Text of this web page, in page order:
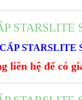
NHANH
CHI TIẾT
TIẾP
STARSLITE
liên hệ để có
TIẾP